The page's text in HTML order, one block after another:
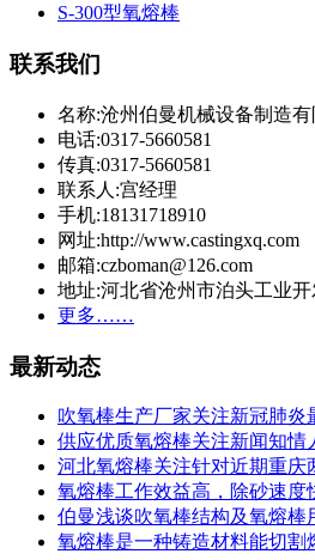
S-300型氧熔棒
联系我们
名称:沧州伯曼机械设备制造有
电话:0317-5660581
传真:0317-5660581
联系人:宫经理
手机:18131718910
网址:http://www.castingxq.com
邮箱:czboman@126.com
地址:河北省沧州市泊头工业开
更多……
最新动态
吹氧棒生产厂家关注新冠肺炎
供应优质氧熔棒关注新闻知
河北氧熔棒关注针对近期重
氧熔棒工作效益高，除砂速度
伯曼浅谈吹氧棒结构及氧熔棒
氧熔棒是一种铸造材料能切割